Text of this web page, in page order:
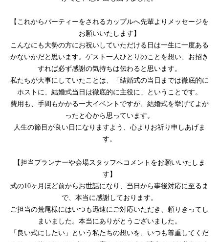
【これからパーティーをされるカップルへ先輩よりメッセージを
お願いいたします】
こんなにも大勢の方にお祝いしていただける日は一生に一度ある
かないかだと思います。ゲスト一人ひとりのことを想い、お招き
すれば必ず感謝の気持ちは伝わると思います。
私たちが大事にしていたことは、「結婚式の当日までは徹底的に
ホストに、結婚式当日は徹底的に主役に」ということです。
費用も、手間もかかる一大イベントですが、結婚式を挙げてよか
ったと心から思っています。
人生の節目が良い日になりますよう、心よりお祈り申しあげま
す。
【担当プランナーや会場スタッフへコメントをお願いいたしま
す】
式の10ヶ月ほど前からお世話になり、当日から事後対応に至るま
で、本当に感謝しております。
ご担当の荒尾様にはいつも迅速にご対応いただき、頼りきってし
まいました。本当にありがとうございました。
「良い式にしたい」という私たちの想いを、いつも尊重してくだ